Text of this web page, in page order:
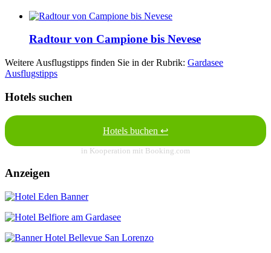
Radtour von Campione bis Nevese
Weitere Ausflugstipps finden Sie in der Rubrik: Gardasee
Ausflugstipps
Hotels suchen
Hotels buchen ↩
in Kooperation mit Booking.com
Anzeigen